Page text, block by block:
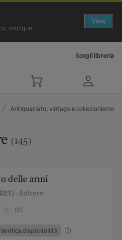
ovunque!
View
Scegli libreria
Antiquariato, vintage e collezionismo
(145)
delle armi
- Editore
(0)
Verifica disponibilità